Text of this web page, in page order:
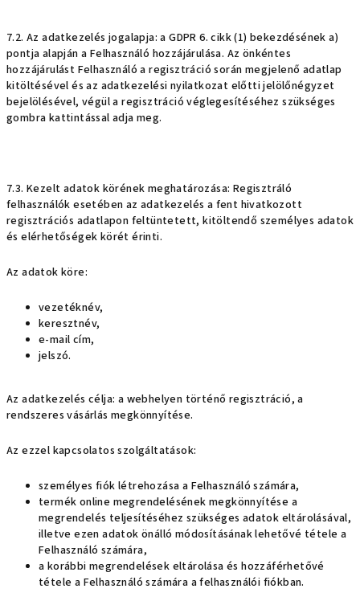
7.2. Az adatkezelés jogalapja: a GDPR 6. cikk (1) bekezdésének a)
pontja alapján a Felhasználó hozzájárulása. Az önkéntes
hozzájárulást Felhasználó a regisztráció során megjelenő adatlap
kitöltésével és az adatkezelési nyilatkozat előtti jelölőnégyzet
bejelölésével, végül a regisztráció véglegesítéséhez szükséges
gombra kattintással adja meg.
7.3. Kezelt adatok körének meghatározása: Regisztráló
felhasználók esetében az adatkezelés a fent hivatkozott
regisztrációs adatlapon feltüntetett, kitöltendő személyes adatok
és elérhetőségek körét érinti.
Az adatok köre:
vezetéknév,
keresztnév,
e-mail cím,
jelszó.
Az adatkezelés célja: a webhelyen történő regisztráció, a
rendszeres vásárlás megkönnyítése.
Az ezzel kapcsolatos szolgáltatások:
személyes fiók létrehozása a Felhasználó számára,
termék online megrendelésének megkönnyítése a
megrendelés teljesítéséhez szükséges adatok eltárolásával,
illetve ezen adatok önálló módosításának lehetővé tétele a
Felhasználó számára,
a korábbi megrendelések eltárolása és hozzáférhetővé
tétele a Felhasználó számára a felhasználói fiókban.